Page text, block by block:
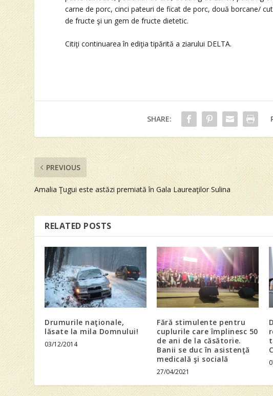
carne de porc, cinci pateuri de ficat de porc, două borcane/
de fructe şi un gem de fructe dietetic.
Citiţi continuarea în ediţia tipărită a ziarului DELTA.
SHARE:
PREVIOUS
Amalia Ţugui este astăzi premiată în Gala Laureaţilor Sulina
RELATED POSTS
Drumurile naţionale,
lăsate la mila Domnului!
03/12/2014
Fără stimulente pentru
cuplurile care împlinesc 50
de ani de la căsătorie.
Banii se duc în asistenţă
medicală şi socială
27/04/2021